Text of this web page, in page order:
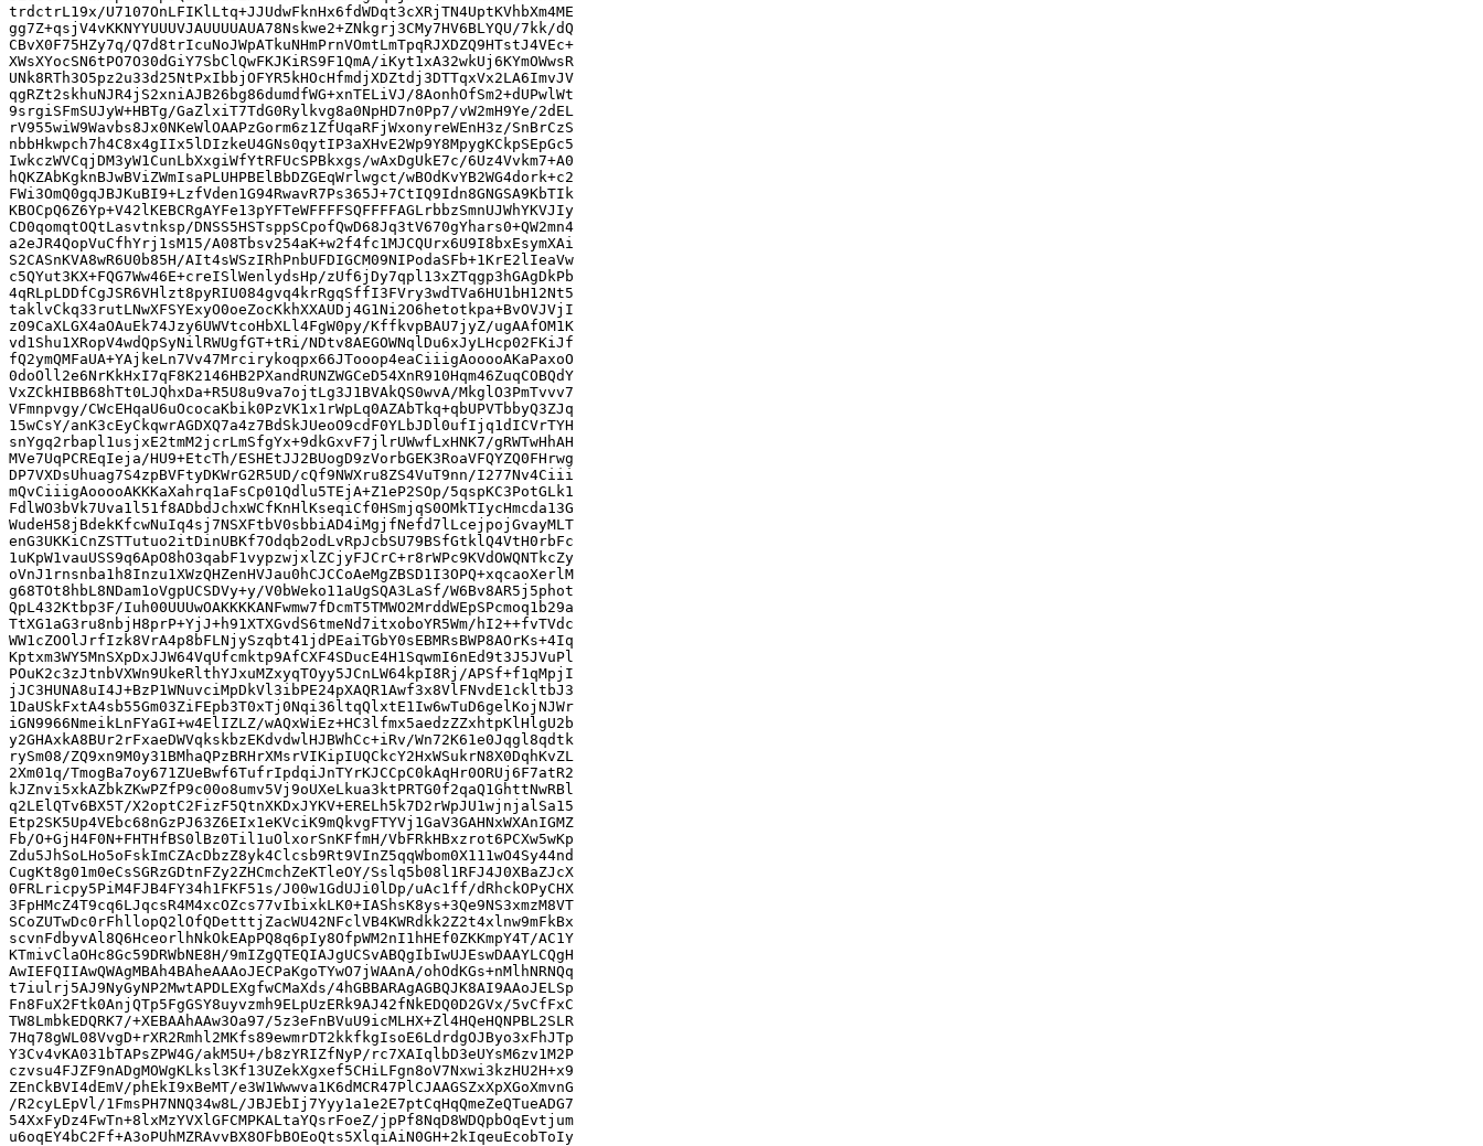
trdctrL19x/U7107OnLFIKlLtq+JJUdwFknHx6fdWDqt3cXRjTN4UptKVhbXm4ME
gg7Z+qsjV4vKKNYYUUUVJAUUUUAUA78Nskwe2+ZNkgrj3CMy7HV6BLYQU/7kk/dQ
CBvX0F75HZy7q/Q7d8trIcuNoJWpATkuNHmPrnVOmtLmTpqRJXDZQ9HTstJ4VEc+
XWsXYocSN6tPO7O30dGiY7SbClQwFKJKiRS9F1QmA/iKyt1xA32wkUj6KYmOWwsR
UNk8RTh3O5pz2u33d25NtPxIbbjOFYR5kHOcHfmdjXDZtdj3DTTqxVx2LA6ImvJV
qgRZt2skhuNJR4jS2xniAJB26bg86dumdfWG+xnTELiVJ/8AonhOfSm2+dUPwlWt
9srgiSFmSUJyW+HBTg/GaZlxiT7TdG0Rylkvg8a0NpHD7n0Pp7/vW2mH9Ye/2dEL
rV955wiW9Wavbs8Jx0NKeWlOAAPzGorm6z1ZfUqaRFjWxonyreWEnH3z/SnBrCzS
nbbHkwpch7h4C8x4gIIx5lDIzkeU4GNs0qytIP3aXHvE2Wp9Y8MpygKCkpSEpGc5
IwkczWVCqjDM3yW1CunLbXxgiWfYtRFUcSPBkxgs/wAxDgUkE7c/6Uz4Vvkm7+A0
hQKZAbKgknBJwBViZWmIsaPLUHPBElBbDZGEqWrlwgct/wBOdKvYB2WG4dork+c2
FWi3OmQ0gqJBJKuBI9+LzfVden1G94RwavR7Ps365J+7CtIQ9Idn8GNGSA9KbTIk
KBOCpQ6Z6Yp+V42lKEBCRgAYFe13pYFTeWFFFFSQFFFFAGLrbbzSmnUJWhYKVJIy
CD0qomqtOQtLasvtnksp/DNSS5HSTsppSCpofQwD68Jq3tV670gYhars0+QW2mn4
a2eJR4QopVuCfhYrj1sM15/A08Tbsv254aK+w2f4fc1MJCQUrx6U9I8bxEsymXAi
S2CASnKVA8wR6U0b85H/AIt4sWSzIRhPnbUFDIGCM09NIPodaSFb+1KrE2lIeaVw
c5QYut3KX+FQG7Ww46E+creISlWenlydsHp/zUf6jDy7qpl13xZTqgp3hGAgDkPb
4qRLpLDDfCgJSR6VHlzt8pyRIU084gvq4krRgqSffI3FVry3wdTVa6HU1bH12Nt5
taklvCkq33rutLNwXFSYExyO0oeZocKkhXXAUDj4G1Ni2O6hetotkpa+BvOVJVjI
z09CaXLGX4aOAuEk74Jzy6UWVtcoHbXLl4FgW0py/KffkvpBAU7jyZ/ugAAfOM1K
vd1Shu1XRopV4wdQpSyNilRWUgfGT+tRi/NDtv8AEGOWNqlDu6xJyLHcp02FKiJf
fQ2ymQMFaUA+YAjkeLn7Vv47Mrcirykoqpx66JTooop4eaCiiigAooooAKaPaxoO
0doOll2e6NrKkHxI7qF8K2146HB2PXandRUNZWGCeD54XnR910Hqm46ZuqCOBQdY
VxZCkHIBB68hTt0LJQhxDa+R5U8u9va7ojtLg3J1BVAkQS0wvA/MkglO3PmTvvv7
VFmnpvgy/CWcEHqaU6uOcocaKbik0PzVK1x1rWpLq0AZAbTkq+qbUPVTbbyQ3ZJq
15wCsY/anK3cEyCkqwrAGDXQ7a4z7BdSkJUeoO9cdF0YLbJDl0ufIjq1dICVrTYH
snYgq2rbapl1usjxE2tmM2jcrLmSfgYx+9dkGxvF7jlrUWwfLxHNK7/gRWTwHhAH
MVe7UqPCREqIeja/HU9+EtcTh/ESHEtJJ2BUogD9zVorbGEK3RoaVFQYZQ0FHrwg
DP7VXDsUhuag7S4zpBVFtyDKWrG2R5UD/cQf9NWXru8ZS4VuT9nn/I277Nv4Ciii
mQvCiiigAooooAKKKaXahrq1aFsCp01Qdlu5TEjA+Z1eP2SOp/5qspKC3PotGLk1
FdlWO3bVk7Uva1l51f8ADbdJchxWCfKnHlKseqiCf0HSmjqS0OMkTIycHmcda13G
WudeH58jBdekKfcwNuIq4sj7NSXFtbV0sbbiAD4iMgjfNefd7lLcejpojGvayMLT
enG3UKKiCnZSTTutuo2itDinUBKf7Odqb2odLvRpJcbSU79BSfGtklQ4VtH0rbFc
1uKpW1vauUSS9q6ApO8hO3qabF1vypzwjxlZCjyFJCrC+r8rWPc9KVdOWQNTkcZy
oVnJ1rnsnba1h8Inzu1XWzQHZenHVJau0hCJCCoAeMgZBSD1I3OPQ+xqcaoXerlM
g68TOt8hbL8NDam1oVgpUCSDVy+y/V0bWeko11aUgSQA3LaSf/W6Bv8AR5j5phot
QpL432Ktbp3F/Iuh00UUUwOAKKKKANFwmw7fDcmT5TMWO2MrddWEpSPcmoq1b29a
TtXG1aG3ru8nbjH8prP+YjJ+h91XTXGvdS6tmeNd7itxoboYR5Wm/hI2++fvTVdc
WW1cZOOlJrfIzk8VrA4p8bFLNjySzqbt41jdPEaiTGbY0sEBMRsBWP8AOrKs+4Iq
Kptxm3WY5MnSXpDxJJW64VqUfcmktp9AfCXF4SDucE4H1SqwmI6nEd9t3J5JVuPl
POuK2c3zJtnbVXWn9UkeRlthYJxuMZxyqTOyy5JCnLW64kpI8Rj/APSf+f1qMpjI
jJC3HUNA8uI4J+BzP1WNuvciMpDkVl3ibPE24pXAQR1Awf3x8VlFNvdE1ckltbJ3
1DaUSkFxtA4sb55Gm03ZiFEpb3T0xTj0Nqi36ltqQlxtE1Iw6wTuD6gelKojNJWr
iGN9966NmeikLnFYaGI+w4ElIZLZ/wAQxWiEz+HC3lfmx5aedzZZxhtpKlHlgU2b
y2GHAxkA8BUr2rFxaeDWVqkskbzEKdvdwlHJBWhCc+iRv/Wn72K61e0Jqgl8qdtk
rySm08/ZQ9xn9M0y31BMhaQPzBRHrXMsrVIKipIUQCkcY2HxWSukrN8X0DqhKvZL
2Xm01q/TmogBa7oy671ZUeBwf6TufrIpdqiJnTYrKJCCpC0kAqHr0ORUj6F7atR2
kJZnvi5xkAZbkZKwPZfP9c00o8umv5Vj9oUXeLkua3ktPRTG0f2qaQ1GhttNwRBl
q2LElQTv6BX5T/X2optC2FizF5QtnXKDxJYKV+ERELh5k7D2rWpJU1wjnjalSa15
Etp2SK5Up4VEbc68nGzPJ63Z6EIx1eKVciK9mQkvgFTYVj1GaV3GAHNxWXAnIGMZ
Fb/O+GjH4F0N+FHTHfBS0lBz0Til1uOlxorSnKFfmH/VbFRkHBxzrot6PCXw5wKp
Zdu5JhSoLHo5oFskImCZAcDbzZ8yk4Clcsb9Rt9VInZ5qqWbom0X111wO4Sy44nd
CugKt8g01m0eCsSGRzGDtnFZy2ZHCmchZeKTleOY/Sslq5b08l1RFJ4J0XBaZJcX
0FRLricpy5PiM4FJB4FY34h1FKF51s/J00w1GdUJi0lDp/uAc1ff/dRhckOPyCHX
3FpHMcZ4T9cq6LJqcsR4M4xcOZcs77vIbixkLK0+IAShsK8ys+3Qe9NS3xmzM8VT
SCoZUTwDc0rFhllopQ2lOfQDetttjZacWU42NFclVB4KWRdkk2Z2t4xlnw9mFkBx
scvnFdbyvAl8Q6HceorlhNkOkEApPQ8q6pIy8OfpWM2nI1hHEf0ZKKmpY4T/AC1Y
KTmivClaOHc8Gc59DRWbNE8H/9mIZgQTEQIAJgUCSvABQgIbIwUJEswDAAYLCQgH
AwIEFQIIAwQWAgMBAh4BAheAAAoJECPaKgoTYwO7jWAAnA/ohOdKGs+nMlhNRNQq
t7iulrj5AJ9NyGyNP2MwtAPDLEXgfwCMaXds/4hGBBARAgAGBQJK8AI9AAoJELSp
Fn8FuX2Ftk0AnjQTp5FgGSY8uyvzmh9ELpUzERk9AJ42fNkEDQ0D2GVx/5vCfFxC
TW8LmbkEDQRK7/+XEBAAhAAw3Oa97/5z3eFnBVuU9icMLHX+Zl4HQeHQNPBL2SLR
7Hq78gWL08VvgD+rXR2Rmhl2MKfs89ewmrDT2kkfkgIsoE6LdrdgOJByo3xFhJTp
Y3Cv4vKA031bTAPsZPW4G/akM5U+/b8zYRIZfNyP/rc7XAIqlbD3eUYsM6zv1M2P
czvsu4FJZF9nADgMOWgKLksl3Kf13UZekXgxef5CHiLFgn8oV7Nxwi3kzHU2H+x9
ZEnCkBVI4dEmV/phEkI9xBeMT/e3W1Wwwva1K6dMCR47PlCJAAGSZxXpXGoXmvnG
/R2cyLEpVl/1FmsPH7NNQ34w8L/JBJEbIj7Yyy1a1e2E7ptCqHqQmeZeQTueADG7
54XxFyDz4FwTn+8lxMzYVXlGFCMPKALtaYQsrFoeZ/jpPf8NqD8WDQpbOqEvtjum
u6oqEY4bC2Ff+A3oPUhMZRAvvBX8OFbBOEoQts5XlqiAiN0GH+2kIqeuEcobToIy